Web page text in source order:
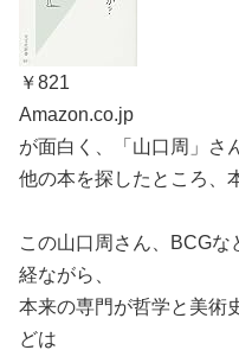
￥821
Amazon.co.jp
が面白く、「山口周」さ
他の本を探したところ、
この山口周さん、BCG
経ながら、
本来の専門が哲学と美術
どは